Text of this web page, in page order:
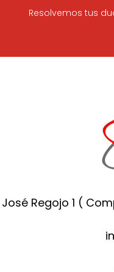
Resolvemos tus
Regojo 1 (